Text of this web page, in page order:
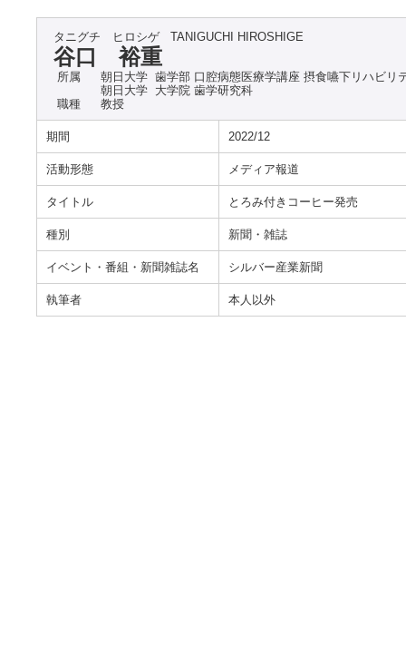
タニグチ ヒロシゲ TANIGUCHI HIROSHIGE
谷口 裕重
所属
朝日大学 歯学部 口腔病態医療学講座 摂食嚥下リハビリ
朝日大学 大学院 歯学研究科
職種
教授
期間 2022/12
活動形態 メディア報道
タイトル とろみ付きコーヒー発売
種別 新聞・雑誌
イベント・番組・新聞雑誌名 シルバー産業新聞
執筆者 本人以外